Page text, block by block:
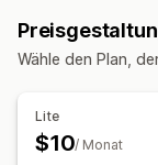
Automatisierte
Wähle den Plan,
Lite
$10/ Monat